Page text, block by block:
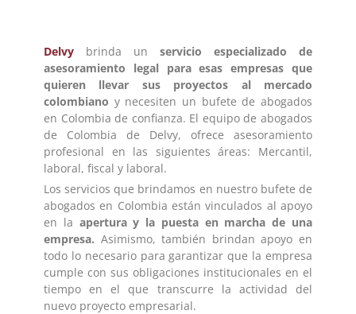
Delvy brinda un servicio especializado de
asesoramiento legal para esas empresas que
quieren llevar sus proyectos al mercado
colombiano y necesiten un bufete de abogados
en Colombia de confianza. El equipo de abogados
de Colombia de Delvy, ofrece asesoramiento
profesional en las siguientes áreas: Mercantil,
laboral, fiscal y laboral.
Los servicios que brindamos en nuestro bufete de
abogados en Colombia están vinculados al apoyo
en la apertura y la puesta en marcha de una
empresa. Asimismo, también brindan apoyo en
todo lo necesario para garantizar que la empresa
cumple con sus obligaciones institucionales en el
tiempo en el que transcurre la actividad del
nuevo proyecto empresarial.